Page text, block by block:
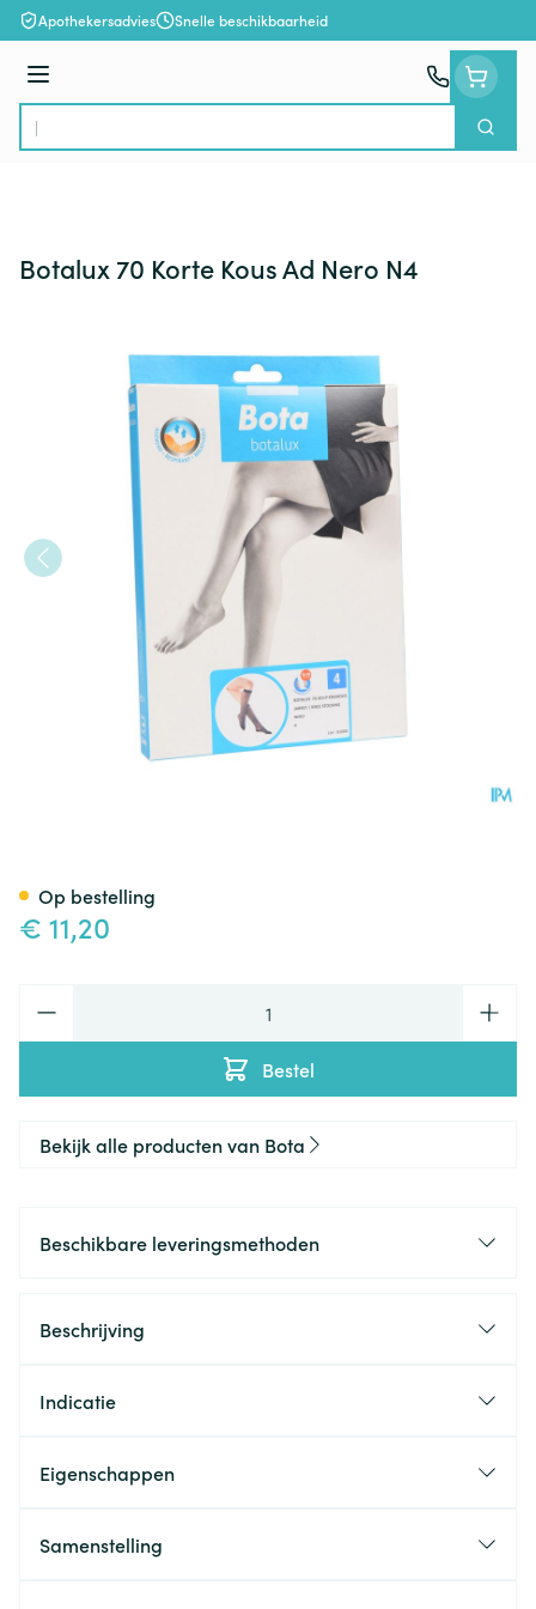
Ga naar de inhoud
Apothekersadvies Snelle beschikbaarheid
Menu
Product, merk, categorie...
Zoek
Botalux 70 Korte Kous Ad Nero N4
€ 11,20
Bestel
Op bestelling
Bekijk alle producten van Bota
Beschikbare leveringsmethoden
Beschrijving
Indicatie
Eigenschappen
Samenstelling